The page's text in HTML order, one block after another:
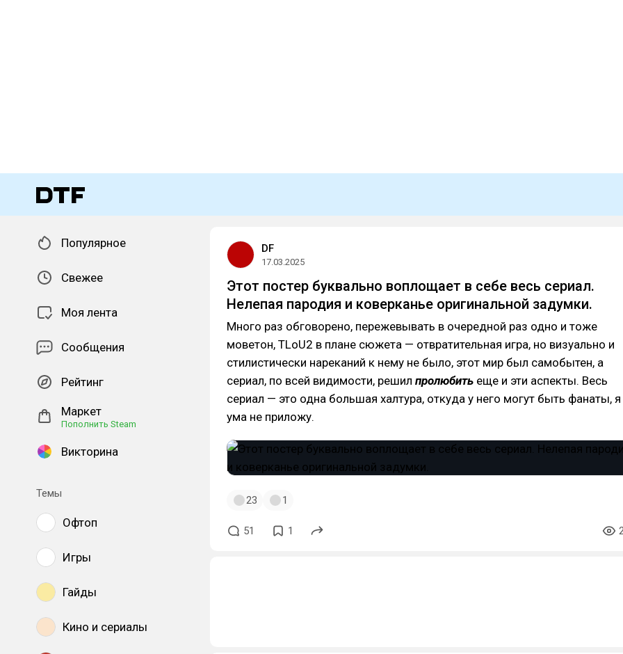
Популярное
Свежее
Моя лента
Сообщения
Рейтинг
Маркет
Пополнить Steam
Викторина
Темы
Офтоп
Игры
Гайды
Кино и сериалы
DF
17.03.2025
Этот постер буквально воплощает в себе весь сериал.
Нелепая пародия и коверканье оригинальной задумки.
Много раз обговорено, пережевывать в очередной раз одно и тоже
моветон, ТLoU2 в плане сюжета — отвратительная игра, но визуально и
стилистически нареканий к нему не было, этот мир был самобытен, а
сериал, по всей видимости, решил пролюбить еще и эти аспекты. Весь
сериал — это одна большая халтура, откуда у него могут быть фанаты, я
ума не приложу.
23 1
51 1